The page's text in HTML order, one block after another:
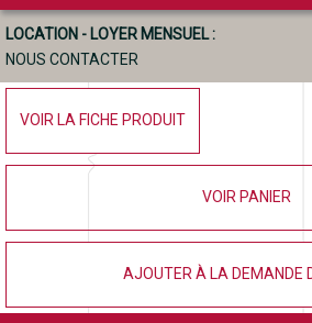
LOCATION - LOYER MENSUEL :
NOUS CONTACTER
VOIR LA FICHE PRODUIT
VOIR PANIER
AJOUTER À LA DEMANDE